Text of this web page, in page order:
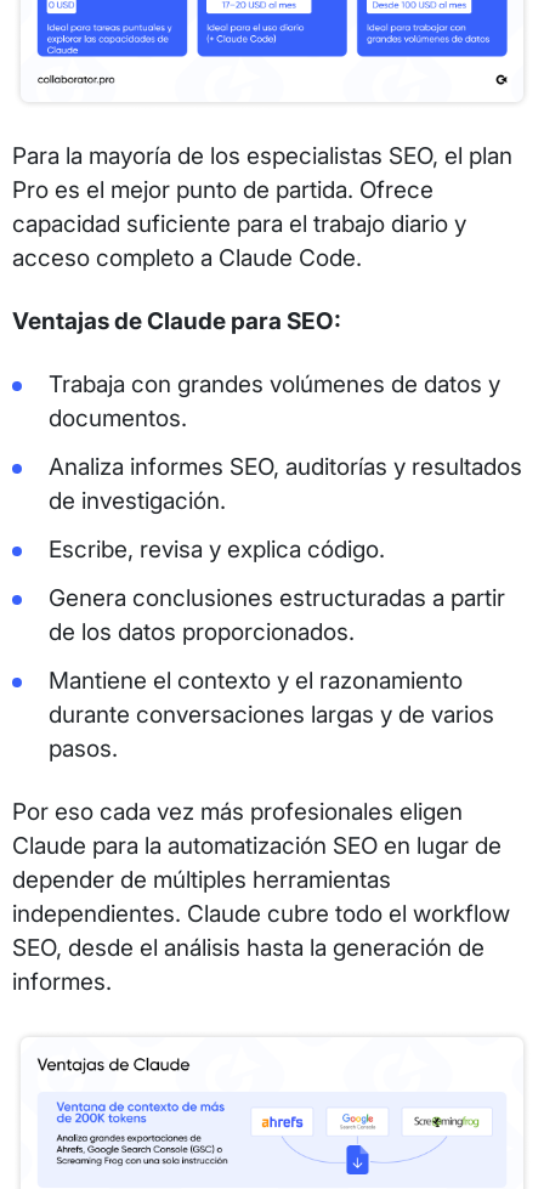
Para la mayoría de los especialistas SEO, el plan
Pro es el mejor punto de partida. Ofrece
capacidad suficiente para el trabajo diario y
acceso completo a Claude Code.
Ventajas de Claude para SEO:
Trabaja con grandes volúmenes de datos y
documentos.
Analiza informes SEO, auditorías y resultados
de investigación.
Escribe, revisa y explica código.
Genera conclusiones estructuradas a partir
de los datos proporcionados.
Mantiene el contexto y el razonamiento
durante conversaciones largas y de varios
pasos.
Por eso cada vez más profesionales eligen
Claude para la automatización SEO en lugar de
depender de múltiples herramientas
independientes. Claude cubre todo el workflow
SEO, desde el análisis hasta la generación de
informes.